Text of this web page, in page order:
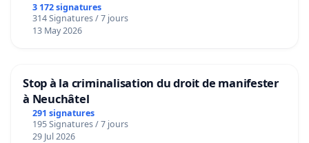
3 172 signatures
314 Signatures / 7 jours
13 May 2026
Stop à la criminalisation du droit de manifester
à Neuchâtel
291 signatures
195 Signatures / 7 jours
29 Jul 2026